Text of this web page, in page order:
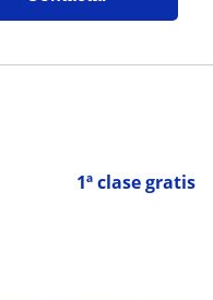
1ª clase gratis